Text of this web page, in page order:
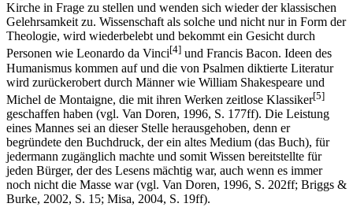
Dem Mittelalter folgte die Zeit der Renaissance. Nach und nach
beginnen die Menschen, die strikten Richtlinien und Dogmen der
Kirche in Frage zu stellen und wenden sich wieder der klassischen
Gelehrsamkeit zu. Wissenschaft als solche und nicht nur in Form der
Theologie, wird wiederbelebt und bekommt ein Gesicht durch
Personen wie Leonardo da Vinci[4]und Francis Bacon. Ideen des
Humanismus kommen auf und die von Psalmen diktierte Literatur
wird zurückerobert durch Männer wie William Shakespeare und
Michel de Montaigne, die mit ihren Werken zeitlose Klassiker
[5]
geschaffen haben (vgl. Van Doren, 1996, S. 177ff). Die Leistung
eines Mannes sei an dieser Stelle herausgehoben, denn er
begründete den Buch­druck, der ein altes Medium (das Buch), für
jedermann zugänglich machte und somit Wissen bereitstellte für
jeden Bürger, der des Lesens mächtig war, auch wenn es immer